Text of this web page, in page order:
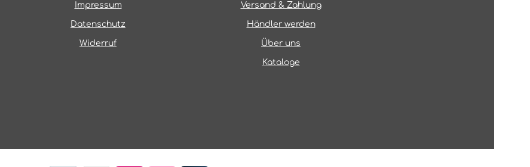
Impressum
Datenschutz
Widerruf
Versand & Zahlung
Händler werden
Über uns
Kataloge